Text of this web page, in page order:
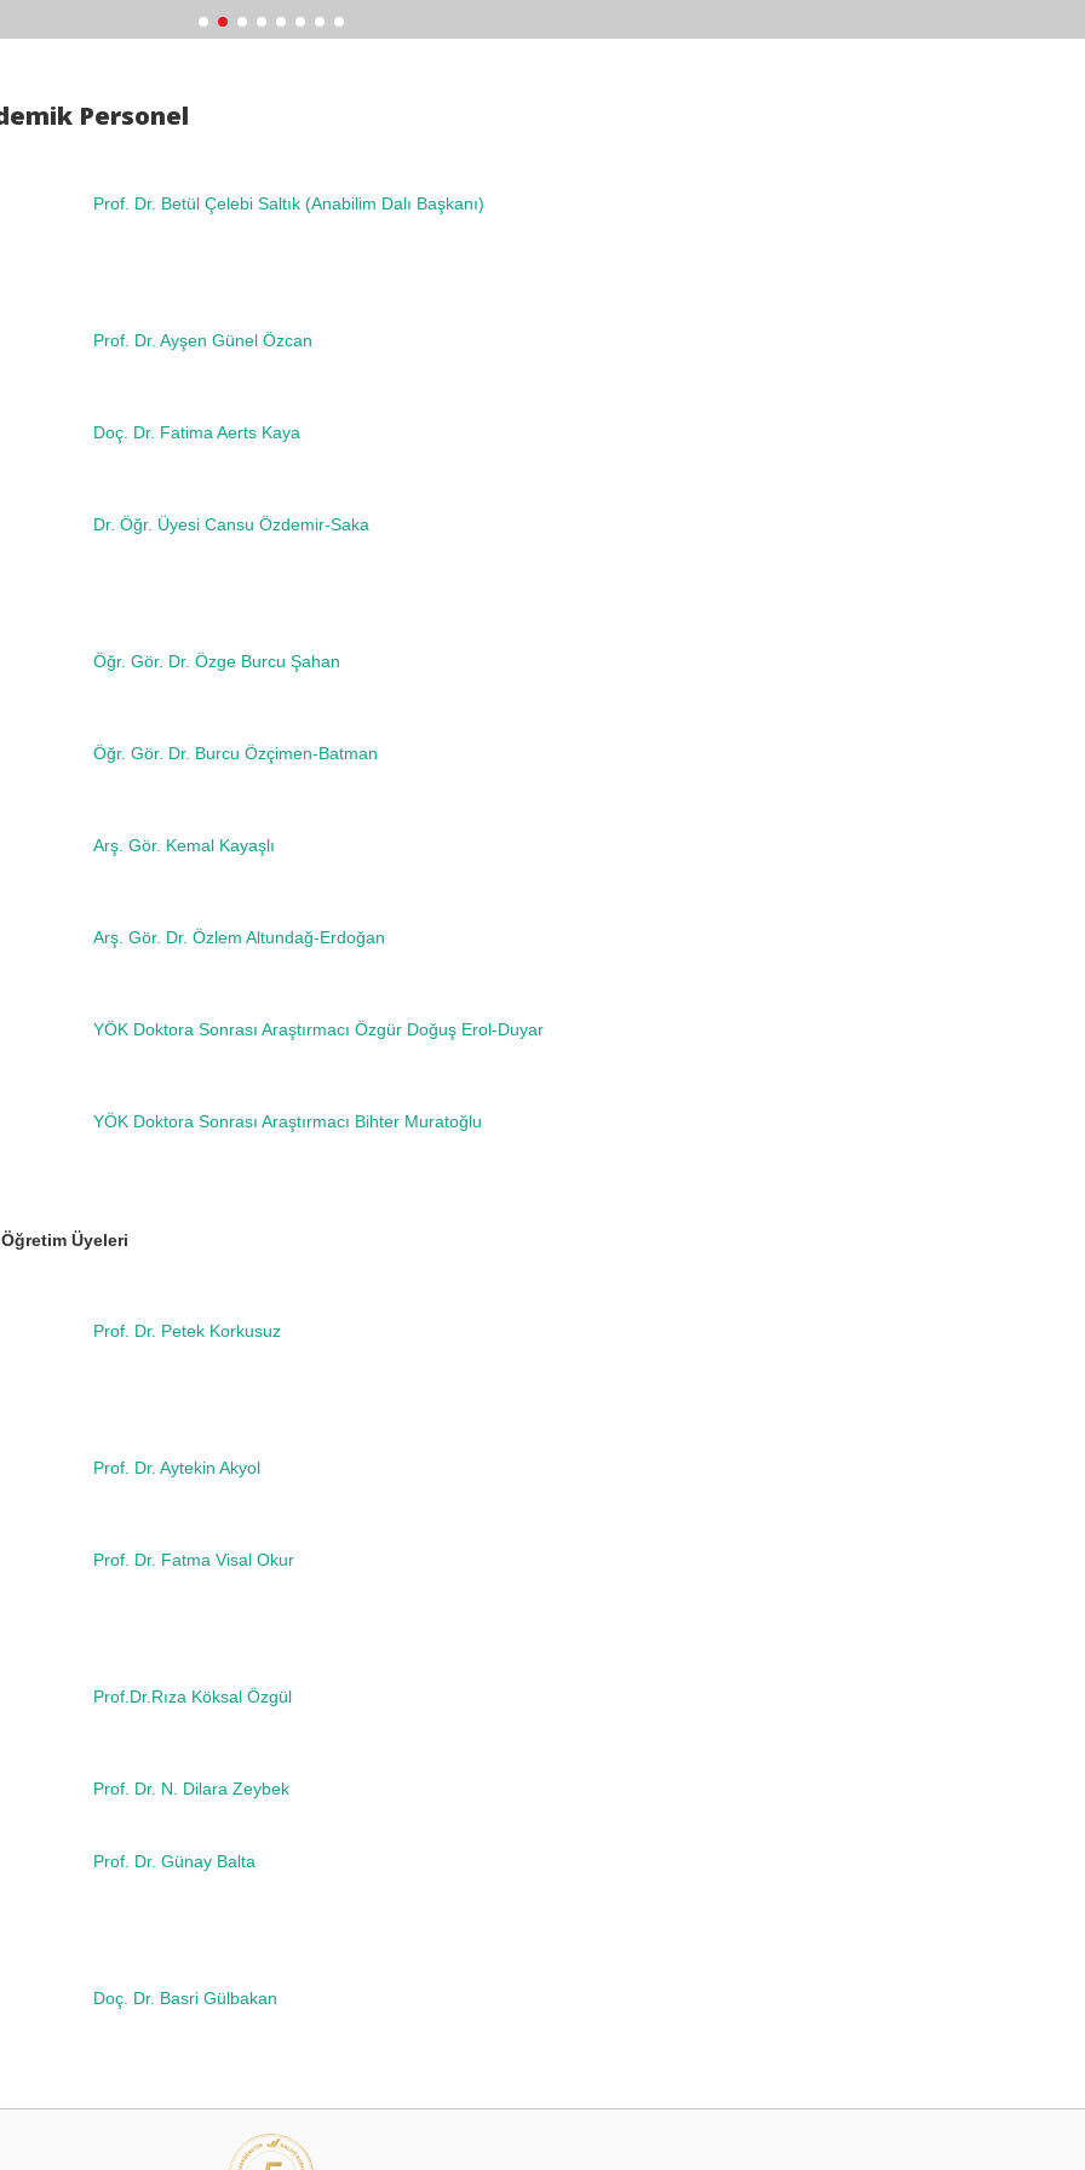
Personel
Prof. Dr. Betül Çelebi Saltık (Anabilim Dalı Başkanı)
Prof. Dr. Ayşen Günel Özcan
Doç. Dr. Fatima Aerts Kaya
Dr. Öğr. Üyesi Cansu Özdemir-Saka
Öğr. Gör. Dr. Özge Burcu Şahan
Öğr. Gör. Dr. Burcu Özçimen-Batman
Arş. Gör. Kemal Kayaşlı
Arş. Gör. Dr. Özlem Altundağ-Erdoğan
YÖK Doktora Sonrası Araştırmacı Özgür Doğuş Erol-Duyar
YÖK Doktora Sonrası Araştırmacı Bihter Muratoğlu
Üyeleri
Prof. Dr. Petek Korkusuz
Prof. Dr. Aytekin Akyol
Prof. Dr. Fatma Visal Okur
Prof.Dr.Rıza Köksal Özgül
Prof. Dr. N. Dilara Zeybek
Prof. Dr. Günay Balta
Doç. Dr. Basri Gülbakan